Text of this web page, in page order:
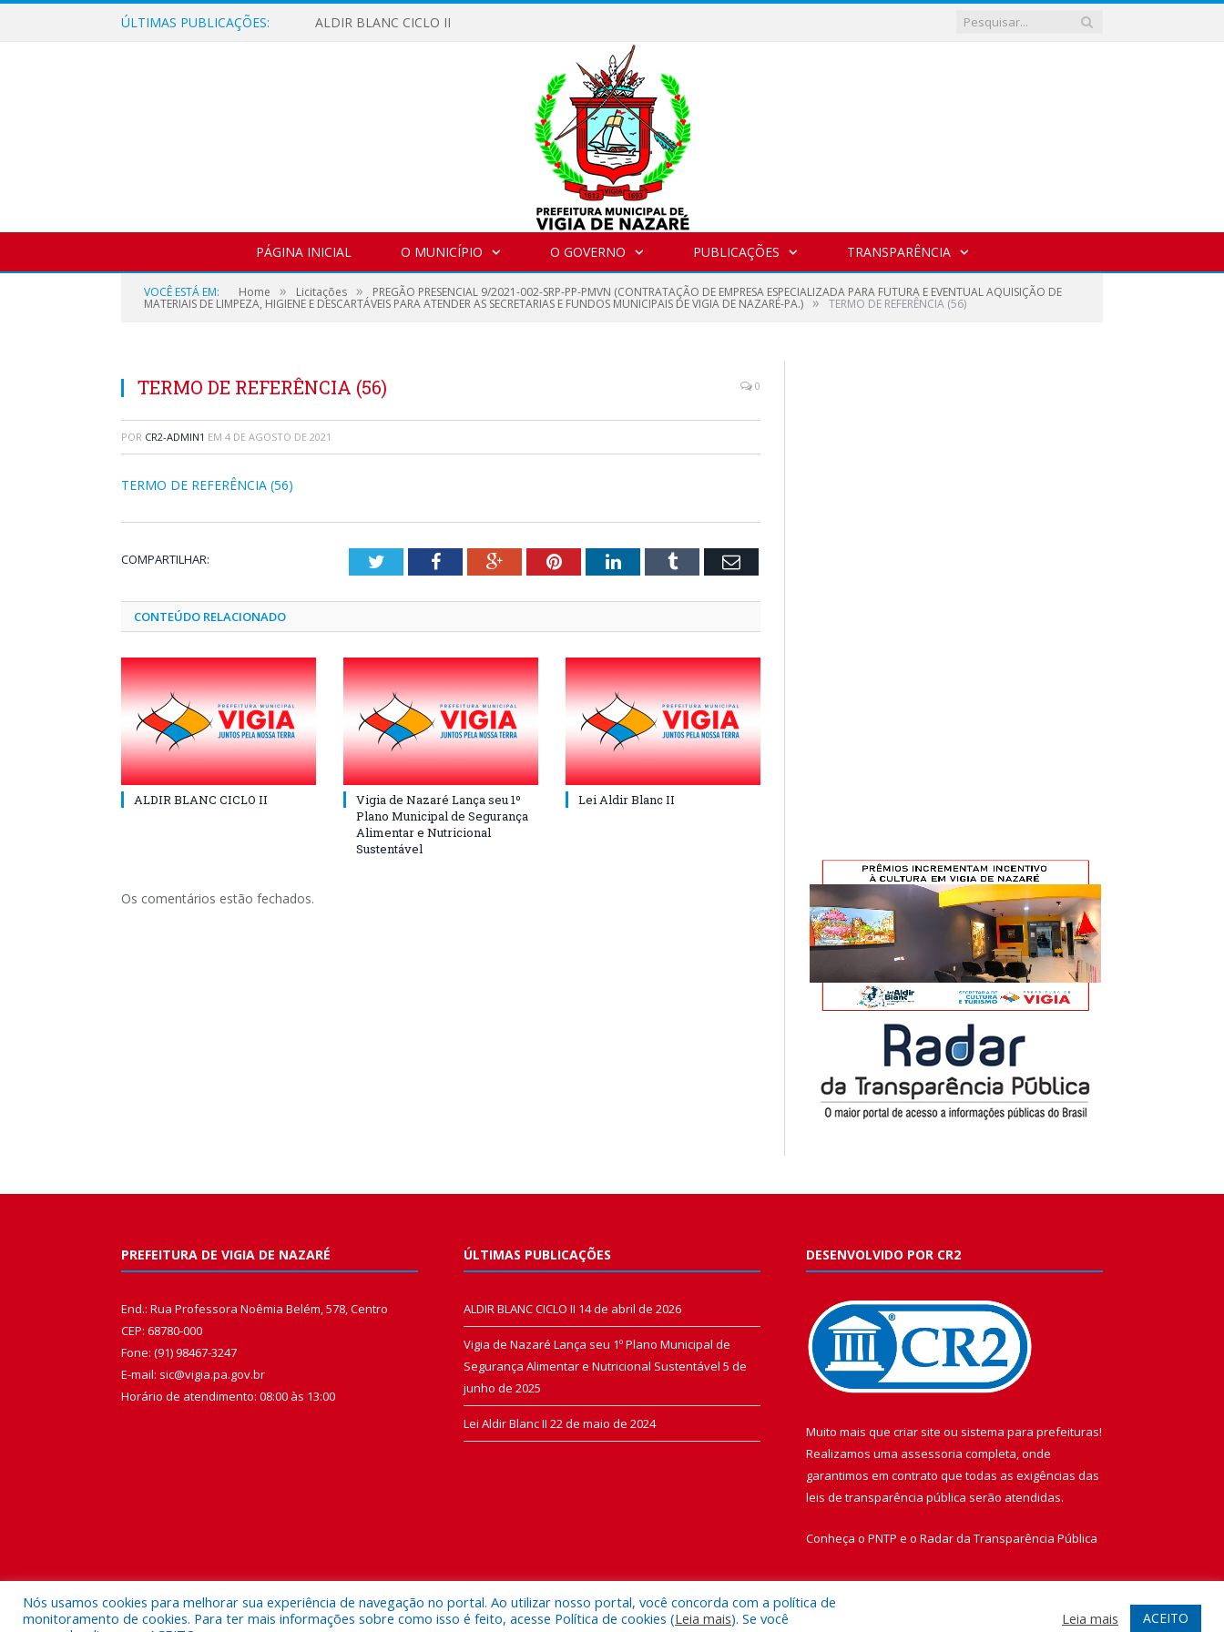
ÚLTIMAS PUBLICAÇÕES: ALDIR BLANC CICLO II
PÁGINA INICIAL O MUNICÍPIO O GOVERNO PUBLICAÇÕES TRANSPARÊNCIA
VOCÊ ESTÁ EM: Home » Licitações » PREGÃO PRESENCIAL 9/2021-002-SRP-PP-PMVN (CONTRATAÇÃO DE EMPRESA ESPECIALIZADA PARA FUTURA E EVENTUAL AQUISIÇÃO DE
MATERIAIS DE LIMPEZA, HIGIENE E DESCARTÁVEIS PARA ATENDER AS SECRETARIAS E FUNDOS MUNICIPAIS DE VIGIA DE NAZARÉ-PA.) » TERMO DE REFERÊNCIA (56)
TERMO DE REFERÊNCIA (56) 0
POR CR2-ADMIN1 EM 4 DE AGOSTO DE 2021
TERMO DE REFERÊNCIA (56)
COMPARTILHAR: TwitterFacebookGoogle+PinterestLinkedInTumblr Email
CONTEÚDO RELACIONADO
ALDIR BLANC CICLO II
Vigia de Nazaré Lança seu 1º
Plano Municipal de Segurança
Alimentar e Nutricional
Sustentável
Lei Aldir Blanc II
Os comentários estão fechados.
PREFEITURA DE VIGIA DE NAZARÉ
End.: Rua Professora Noêmia Belém, 578, Centro
CEP: 68780-000
Fone: (91) 98467-3247
E-mail: sic@vigia.pa.gov.br
Horário de atendimento: 08:00 às 13:00
ÚLTIMAS PUBLICAÇÕES
ALDIR BLANC CICLO II 14 de abril de 2026
Vigia de Nazaré Lança seu 1º Plano Municipal de
Segurança Alimentar e Nutricional Sustentável 5 de
junho de 2025
Lei Aldir Blanc II 22 de maio de 2024
DESENVOLVIDO POR CR2
Muito mais que criar site ou sistema para prefeituras!
Realizamos uma assessoria completa, onde
garantimos em contrato que todas as exigências das
leis de transparência pública serão atendidas.
Conheça o PNTP e o Radar da Transparência Pública
Nós usamos cookies para melhorar sua experiência de navegação no portal. Ao utilizar nosso portal, você concorda com a política de
monitoramento de cookies. Para ter mais informações sobre como isso é feito, acesse Política de cookies (Leia mais). Se você
Leia mais ACEITO